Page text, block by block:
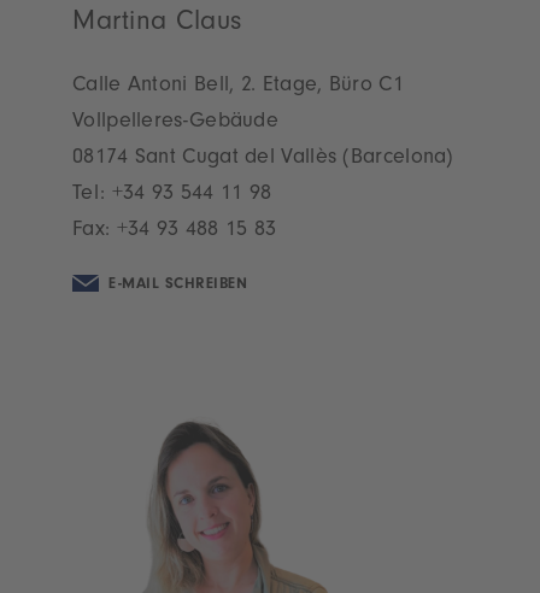
Martina Claus
Calle Antoni Bell, 2. Etage, Büro C1
Vollpelleres-Gebäude
08174 Sant Cugat del Vallès (Barcelona)
Tel: +34 93 544 11 98
Fax: +34 93 488 15 83
E-MAIL SCHREIBEN